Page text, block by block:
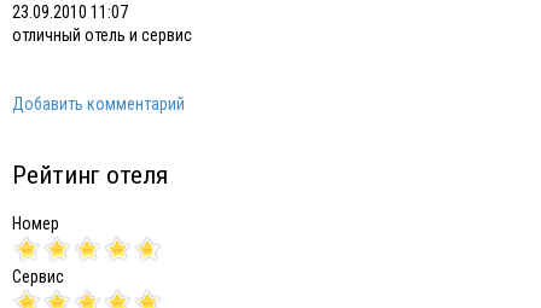
23.09.2010 11:07
отличный отель и сервис
Добавить комментарий
Рейтинг отеля
Номер
Сервис